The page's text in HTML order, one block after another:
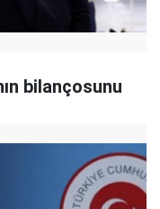
bilançosunu